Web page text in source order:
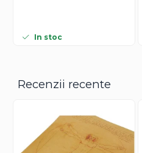
In stoc
Recenzii recente